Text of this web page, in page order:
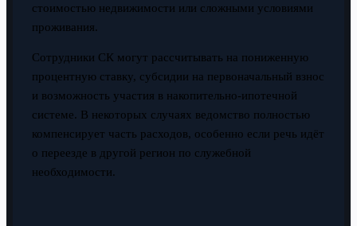
стоимостью недвижимости или сложными условиями
проживания.
Сотрудники СК могут рассчитывать на пониженную
процентную ставку, субсидии на первоначальный взнос
и возможность участия в накопительно-ипотечной
системе. В некоторых случаях ведомство полностью
компенсирует часть расходов, особенно если речь идёт
о переезде в другой регион по служебной
необходимости.